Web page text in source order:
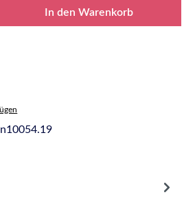
Gib den gewünschten
In den Warenkorb